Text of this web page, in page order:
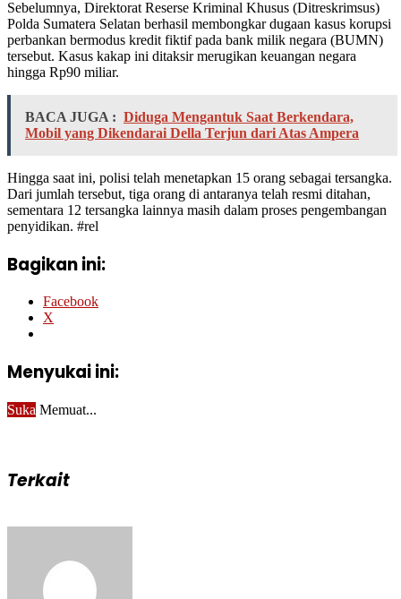
​Sebelumnya, Direktorat Reserse Kriminal Khusus (Ditreskrimsus)
Polda Sumatera Selatan berhasil membongkar dugaan kasus korupsi
perbankan bermodus kredit fiktif pada bank milik negara (BUMN)
tersebut. Kasus kakap ini ditaksir merugikan keuangan negara
hingga Rp90 miliar.
BACA JUGA : Diduga Mengantuk Saat Berkendara,
Mobil yang Dikendarai Della Terjun dari Atas Ampera
​Hingga saat ini, polisi telah menetapkan 15 orang sebagai tersangka.
Dari jumlah tersebut, tiga orang di antaranya telah resmi ditahan,
sementara 12 tersangka lainnya masih dalam proses pengembangan
penyidikan. ​#rel
Bagikan ini:
Facebook
X
Menyukai ini:
Suka Memuat...
Terkait